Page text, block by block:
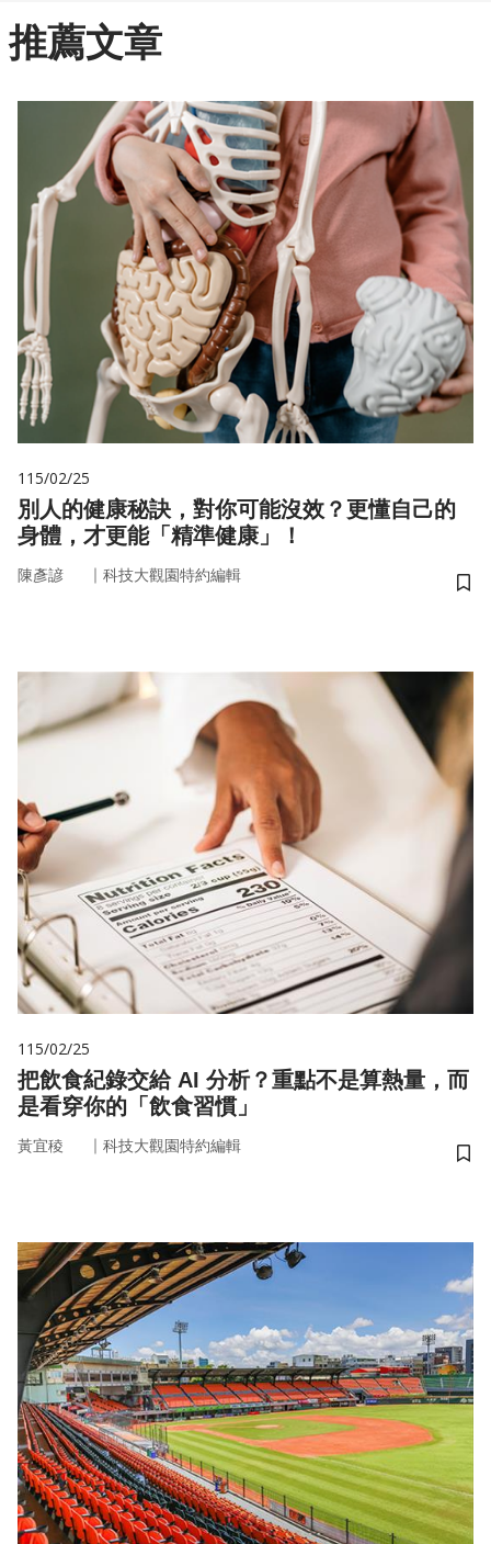
推薦文章
115/02/25
別人的健康秘訣，對你可能沒效？更懂自己的
身體，才更能「精準健康」！
陳彥諺 ｜ 科技大觀園特約編輯
儲
115/02/25
把飲食紀錄交給 AI 分析？重點不是算熱量，而
是看穿你的「飲食習慣」
黃宜稜 ｜ 科技大觀園特約編輯
儲